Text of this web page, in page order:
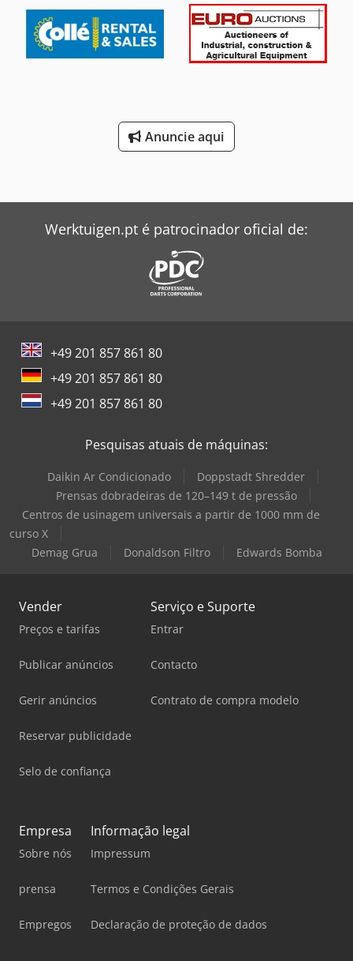
fabrico:
, horas de funcionamento:8 000 h,
Equipamento:ar condicionado, cabina, Pá Carregadeira
Doosan DL300 - Excelente Estado! Ano: 2019
Quilometragem: 28093 km Cedpfxjziagas Ab Sjha Horas:
confortável com ar condicionado Cor laranja Pneus em
90% de estado Estado da corrente/bateria: 90% Revisões
Anuncie aqui
Werktuigen.pt é patrocinador oficial de:
+49 201 857 861 80
+49 201 857 861 80
+49 201 857 861 80
Pesquisas atuais de máquinas:
Daikin Ar Condicionado
Doppstadt Shredder
Prensas dobradeiras de 120–149 t de pressão
Centros de usinagem universais a partir de 1000 mm de
curso X
Demag Grua
Donaldson Filtro Edwards Bomba
Vender
Preços e tarifas
Publicar anúncios
Gerir anúncios
Reservar publicidade
Selo de confiança
Serviço e Suporte
Entrar
Contacto
Contrato de compra modelo
Empresa
Sobre nós
prensa
Empregos
Informação legal
Impressum
Termos e Condições Gerais
Declaração de proteção de dados